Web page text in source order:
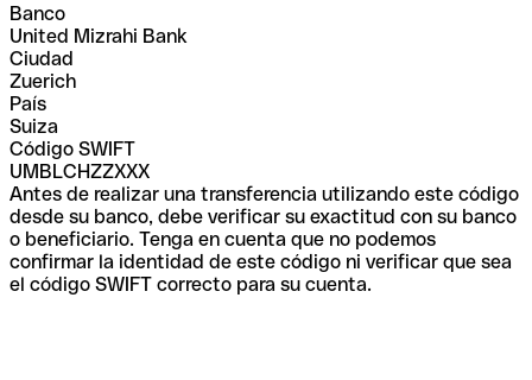
Banco
United Mizrahi Bank
Ciudad
Zuerich
País
Suiza
Código SWIFT
UMBLCHZZXXX
Antes de realizar una transferencia utilizando este código
desde su banco, debe verificar su exactitud con su banco
o beneficiario. Tenga en cuenta que no podemos
confirmar la identidad de este código ni verificar que sea
el código SWIFT correcto para su cuenta.